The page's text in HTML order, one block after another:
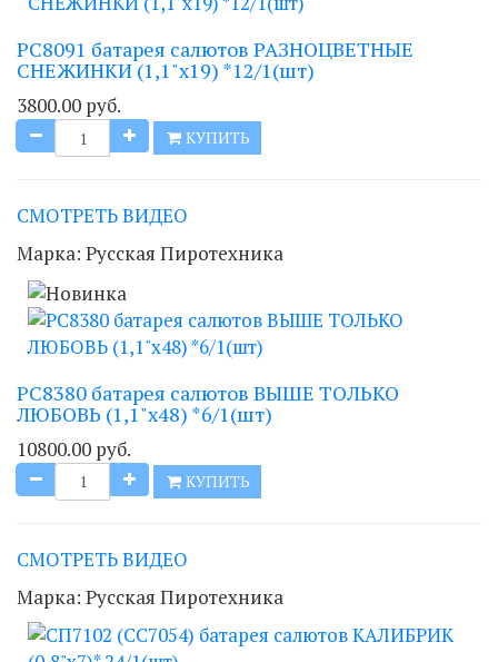
РС8091 батарея салютов РАЗНОЦВЕТНЫЕ
СНЕЖИНКИ (1,1"х19) *12/1(шт)
3800.00 руб.
КУПИТЬ
СМОТРЕТЬ ВИДЕО
Марка: Русская Пиротехника
РС8380 батарея салютов ВЫШЕ ТОЛЬКО
ЛЮБОВЬ (1,1"x48) *6/1(шт)
10800.00 руб.
КУПИТЬ
СМОТРЕТЬ ВИДЕО
Марка: Русская Пиротехника